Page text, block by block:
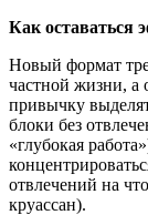
Как оставаться
Новый формат
частной жизни, а
привычку
блоки без
«глубокая
отвлечений на
круассан).